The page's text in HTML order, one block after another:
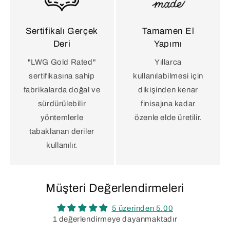
Sertifikalı Gerçek
Deri
"LWG Gold Rated"
sertifikasına sahip
fabrikalarda doğal ve
sürdürülebilir
yöntemlerle
tabaklanan deriler
kullanılır.
Tamamen El
Yapımı
Yıllarca
kullanılabilmesi için
dikişinden kenar
finisajına kadar
özenle elde üretilir.
Müşteri Değerlendirmeleri
5 üzerinden 5.00
1 değerlendirmeye dayanmaktadır